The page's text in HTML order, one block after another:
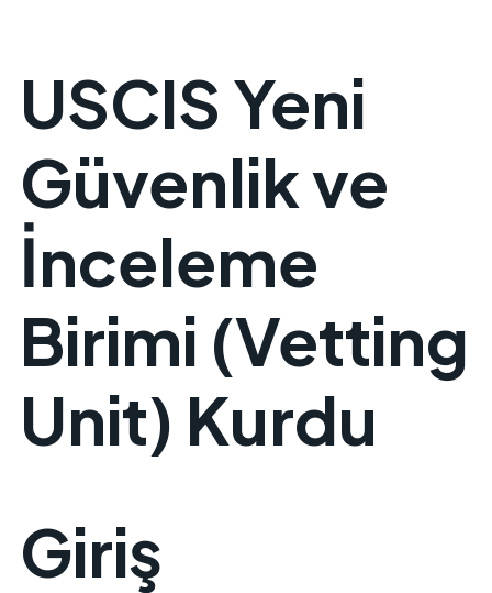
USCIS Yeni
Güvenlik ve
İnceleme
Birimi (Vetting
Unit) Kurdu
Giriş